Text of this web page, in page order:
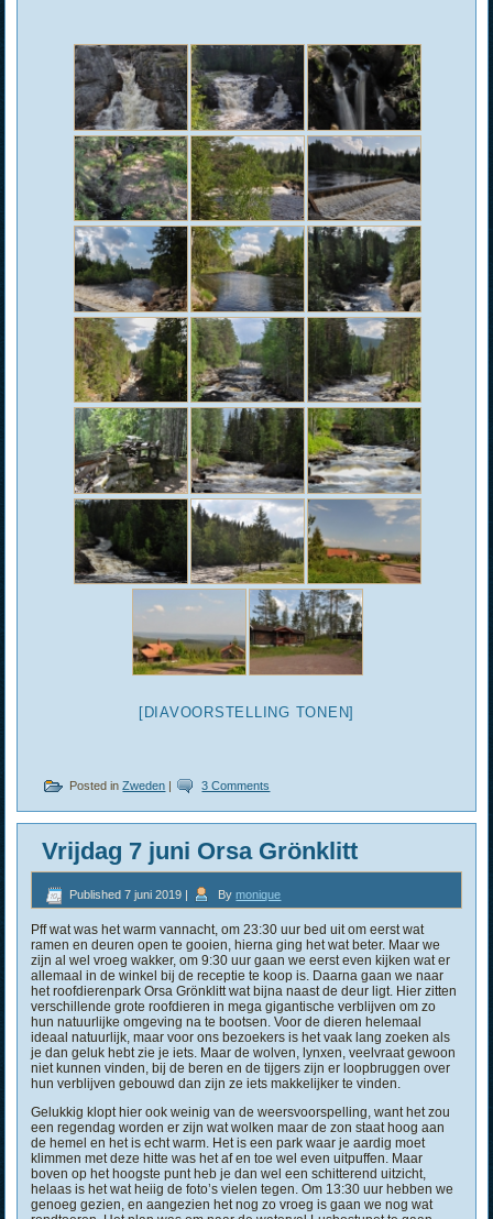
[DIAVOORSTELLING TONEN]
Posted in Zweden | 3 Comments
Vrijdag 7 juni Orsa Grönklitt
Published 7 juni 2019 | By monique
Pff wat was het warm vannacht, om 23:30 uur bed uit om eerst wat
ramen en deuren open te gooien, hierna ging het wat beter. Maar we
zijn al wel vroeg wakker, om 9:30 uur gaan we eerst even kijken wat er
allemaal in de winkel bij de receptie te koop is. Daarna gaan we naar
het roofdierenpark Orsa Grönklitt wat bijna naast de deur ligt. Hier zitten
verschillende grote roofdieren in mega gigantische verblijven om zo
hun natuurlijke omgeving na te bootsen. Voor de dieren helemaal
ideaal natuurlijk, maar voor ons bezoekers is het vaak lang zoeken als
je dan geluk hebt zie je iets. Maar de wolven, lynxen, veelvraat gewoon
niet kunnen vinden, bij de beren en de tijgers zijn er loopbruggen over
hun verblijven gebouwd dan zijn ze iets makkelijker te vinden.
Gelukkig klopt hier ook weinig van de weersvoorspelling, want het zou
een regendag worden er zijn wat wolken maar de zon staat hoog aan
de hemel en het is echt warm. Het is een park waar je aardig moet
klimmen met deze hitte was het af en toe wel even uitpuffen. Maar
boven op het hoogste punt heb je dan wel een schitterend uitzicht,
helaas is het wat heiig de foto’s vielen tegen. Om 13:30 uur hebben we
genoeg gezien, en aangezien het nog zo vroeg is gaan we nog wat